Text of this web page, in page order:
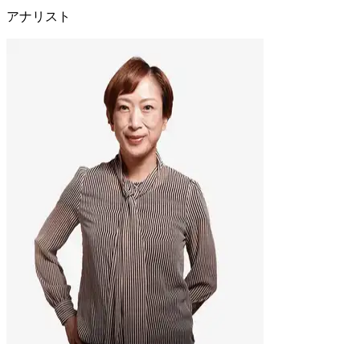
アナリスト